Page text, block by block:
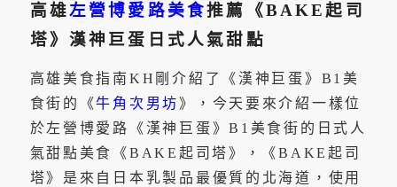
高雄左營博愛路美食推薦《BAKE起司
塔》漢神巨蛋日式人氣甜點
高雄美食指南KH剛介紹了《漢神巨蛋》B1美
食街的《牛角次男坊 》，今天要來介紹一樣位
於左營博愛路《漢神巨蛋》B1美食街的日式人
氣甜點美食《BAKE起司塔》，《BAKE起司
塔》是來自日本乳製品最優質的北海道，使用